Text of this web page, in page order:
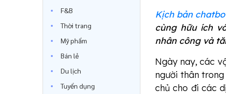
F&B
Thời trang
Mỹ phẩm
Bán lẻ
Du lịch
Tuyển dụng
Kịch bản
cùng hữu ích
nhân công và
Ngày nay, các
người thân
chủ cho đi các